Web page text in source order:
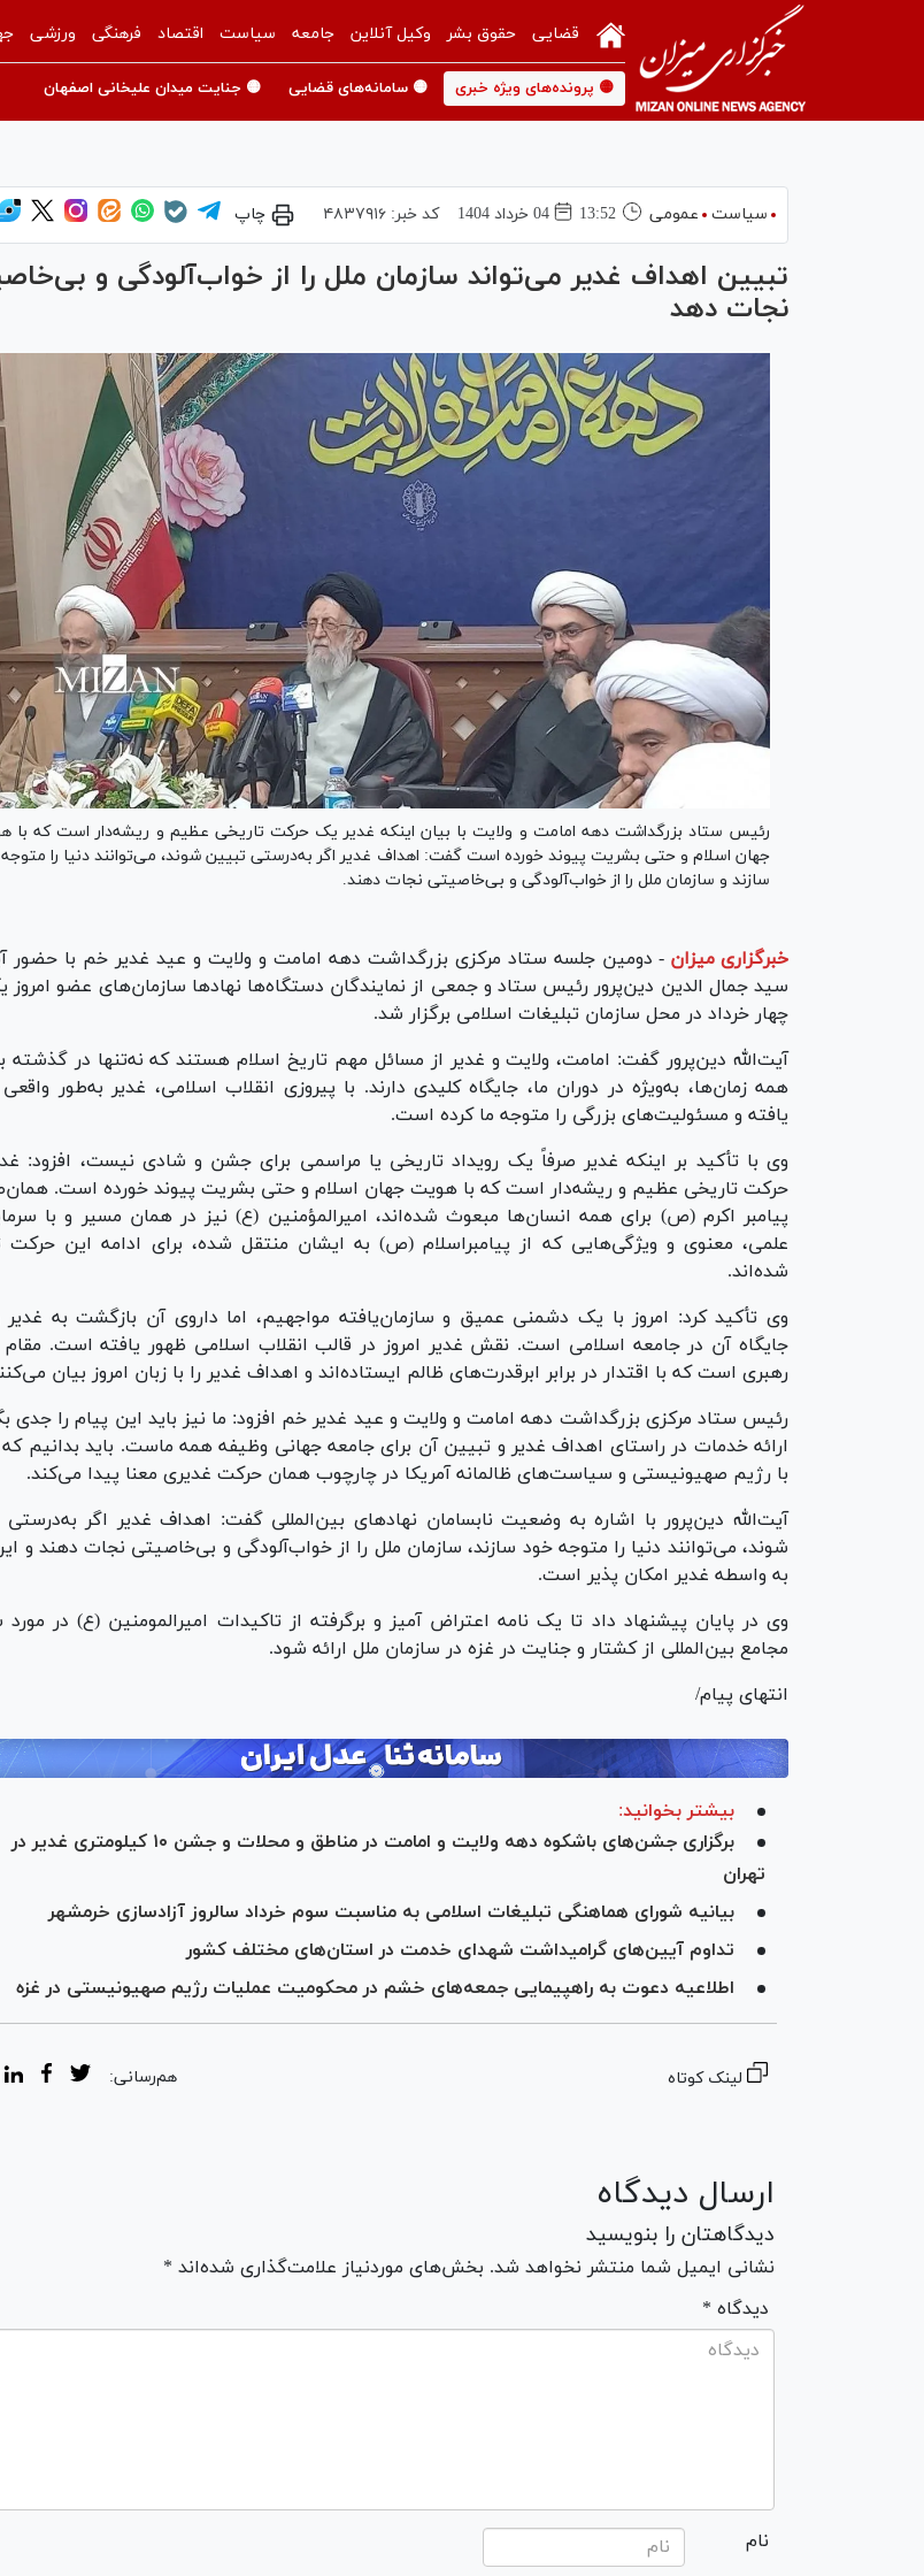
قضایی حقوق بشر وکیل آنلاین جامعه سیاست اقتصاد فرهنگی ورزشی
🟡 پرونده‌های ویژه خبری 🟡 سامانه‌های قضایی 🟡 جنایت میدان علیخانی اصفهان
سیاست عمومی 13:52 04 خرداد 1404 کد خبر:۴۸۳۷۹۱۶ چاپ
تبیین اهداف غدیر می‌تواند سازمان ملل را از خواب‌آلودگی و
نجات دهد
رئیس ستاد بزرگداشت دهه امامت و ولایت با بیان اینکه غدیر یک حرکت تاریخی عظیم و ریشه‌دار است که با
جهان اسلام و حتی بشریت پیوند خورده است گفت: اهداف غدیر اگر به‌درستی تبیین شوند، می‌توانند دنیا را
سازند و سازمان ملل را از خواب‌آلودگی و بی‌خاصیتی نجات دهند.
خبرگزاری میزان - دومین جلسه ستاد مرکزی بزرگداشت دهه امامت و ولایت و عید غدیر خم با حضور
سید جمال الدین دین‌پرور رئیس ستاد و جمعی از نمایندگان دستگاه‌ها نهاد‌ها سازمان‌های عضو امروز
چهار خرداد در محل سازمان تبلیغات اسلامی برگزار شد.
آیت‌الله دین‌پرور گفت: امامت، ولایت و غدیر از مسائل مهم تاریخ اسلام هستند که نه‌تنها در گذشته
همه زمان‌ها، به‌ویژه در دوران ما، جایگاه کلیدی دارند. با پیروزی انقلاب اسلامی، غدیر به‌طور
یافته و مسئولیت‌های بزرگی را متوجه ما کرده است.
وی با تأکید بر اینکه غدیر صرفاً یک رویداد تاریخی یا مراسمی برای جشن و شادی نیست، افزود:
حرکت تاریخی عظیم و ریشه‌دار است که با هویت جهان اسلام و حتی بشریت پیوند خورده است.
پیامبر اکرم (ص) برای همه انسان‌ها مبعوث شده‌اند، امیرالمؤمنین (ع) نیز در همان مسیر و با
علمی، معنوی و ویژگی‌هایی که از پیامبراسلام (ص) به ایشان منتقل شده، برای ادامه این حرکت
شده‌اند.
وی تأکید کرد: امروز با یک دشمنی عمیق و سازمان‌یافته مواجهیم، اما داروی آن بازگشت به
جایگاه آن در جامعه اسلامی است. نقش غدیر امروز در قالب انقلاب اسلامی ظهور یافته است.
رهبری است که با اقتدار در برابر ابرقدرت‌های ظالم ایستاده‌اند و اهداف غدیر را با زبان امروز بیان
رئیس ستاد مرکزی بزرگداشت دهه امامت و ولایت و عید غدیر خم افزود: ما نیز باید این پیام را جدی
ارائه خدمات در راستای اهداف غدیر و تبیین آن برای جامعه جهانی وظیفه همه ماست. باید بدانیم که
با رژیم صهیونیستی و سیاست‌های ظالمانه آمریکا در چارچوب همان حرکت غدیری معنا پیدا می‌کند.
آیت‌الله دین‌پرور با اشاره به وضعیت نابسامان نهاد‌های بین‌المللی گفت: اهداف غدیر اگر به‌درستی
شوند، می‌توانند دنیا را متوجه خود سازند، سازمان ملل را از خواب‌آلودگی و بی‌خاصیتی نجات دهند و
به واسطه غدیر امکان پذیر است.
وی در پایان پیشنهاد داد تا یک نامه اعتراض آمیز و برگرفته از تاکیدات امیرالمومنین (ع) در
مجامع بین‌المللی از کشتار و جنایت در غزه در سازمان ملل ارائه شود.
انتهای پیام/
بیشتر بخوانید:
برگزاری جشن‌های باشکوه دهه ولایت و امامت در مناطق و محلات و جشن ۱۰ کیلومتری غدیر در
تهران
بیانیه شورای هماهنگی تبلیغات اسلامی به مناسبت سوم خرداد سالروز آزادسازی خرمشهر
تداوم آیین‌های گرامیداشت شهدای خدمت در استان‌های مختلف کشور
اطلاعیه دعوت به راهپیمایی جمعه‌های خشم در محکومیت عملیات رژیم صهیونیستی در غزه
لینک کوتاه هم‌رسانی:
ارسال دیدگاه
دیدگاهتان را بنویسید
نشانی ایمیل شما منتشر نخواهد شد. بخش‌های موردنیاز علامت‌گذاری شده‌اند *
* دیدگاه
نام